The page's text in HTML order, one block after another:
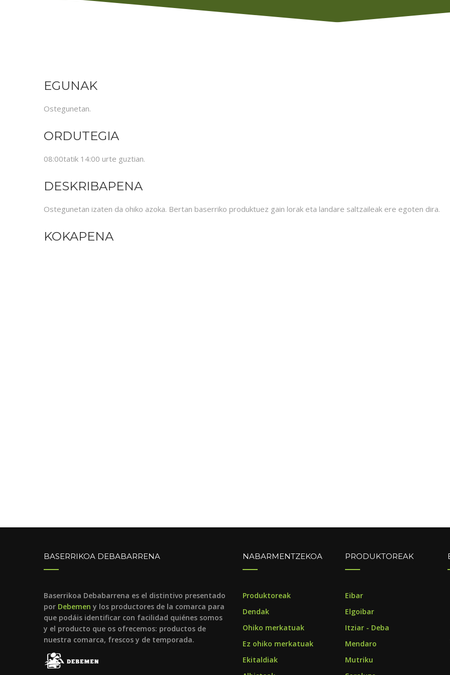
EGUNAK
Ostegunetan.
ORDUTEGIA
08:00tatik 14:00 urte guztian.
DESKRIBAPENA
Ostegunetan izaten da ohiko azoka. Bertan baserriko produktuez gain lorak eta landare saltzaileak ere egoten dira.
KOKAPENA
BASERRIKOA DEBABARRENA
Baserrikoa Debabarrena es el distintivo presentado
por Debemen y los productores de la comarca para
que podáis identificar con facilidad quiénes somos
y el producto que os ofrecemos: productos de
nuestra comarca, frescos y de temporada.
NABARMENTZEKOA
Produktoreak
Dendak
Ohiko merkatuak
Ez ohiko merkatuak
Ekitaldiak
PRODUKTOREAK
Eibar
Elgoibar
Itziar - Deba
Mendaro
Mutriku